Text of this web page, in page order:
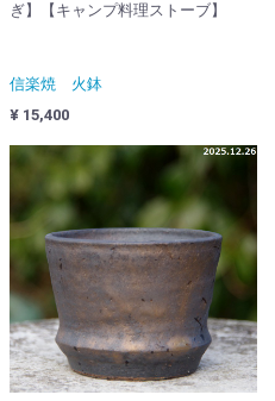
ぎ】【キャンプ料理ストーブ】
信楽焼 火鉢
¥ 15,400